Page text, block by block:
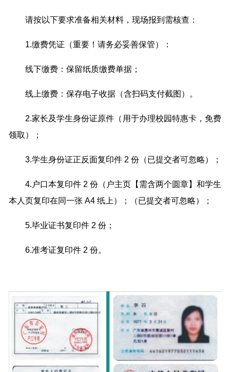
请按以下要求准备相关材料，现场报到需核查：
1.缴费凭证（重要！请务必妥善保管）：
线下缴费：保留纸质缴费单据；
线上缴费：保存电子收据（含扫码支付截图）。
2.家长及学生身份证原件（用于办理校园特惠卡，免费
领取）；
3.学生身份证正反面复印件 2 份（已提交者可忽略）；
4.户口本复印件 2 份（户主页【需含两个圆章】和学生
本人页复印在同一张 A4 纸上）；（已提交者可忽略）；
5.毕业证书复印件 2 份；
6.准考证复印件 2 份。